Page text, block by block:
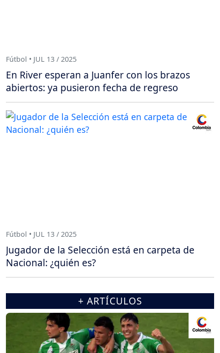
Fútbol • JUL 13 / 2025
En River esperan a Juanfer con los brazos
abiertos: ya pusieron fecha de regreso
Fútbol • JUL 13 / 2025
Jugador de la Selección está en carpeta de
Nacional: ¿quién es?
+ ARTÍCULOS